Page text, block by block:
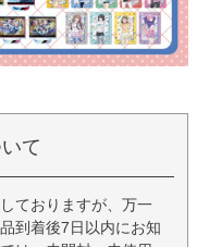
て
ておりますが、万一
到着後7日以内にお知